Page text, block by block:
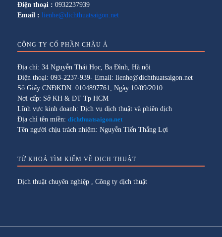
Điện thoại : 0932237939
Email : lienhe@dichthuatsaigon.net
CÔNG TY CỔ PHẦN CHÂU Á
Địa chỉ: 34 Nguyễn Thái Học, Ba Đình, Hà nội
Điện thoại: 093-2237-939- Email: lienhe@dichthuatsaigon.net
Số Giấy CNĐKDN: 0104897761, Ngày 10/09/2010
Nơi cấp: Sở KH & ĐT Tp HCM
Lĩnh vực kinh doanh: Dịch vụ dịch thuật và phiên dịch
Địa chỉ tên miền: dichthuatsaigon.net
Tên người chịu trách nhiệm: Nguyễn Tiến Thắng Lợi
TỪ KHOÁ TÌM KIẾM VỀ DỊCH THUẬT
Dịch thuật chuyên nghiệp Công ty dịch thuật